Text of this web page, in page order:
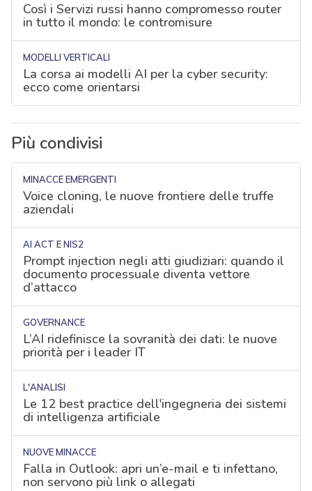
Così i Servizi russi hanno compromesso router
in tutto il mondo: le contromisure
MODELLI VERTICALI
La corsa ai modelli AI per la cyber security:
ecco come orientarsi
Più condivisi
MINACCE EMERGENTI
Voice cloning, le nuove frontiere delle truffe
aziendali
AI ACT E NIS2
Prompt injection negli atti giudiziari: quando il
documento processuale diventa vettore
d’attacco
GOVERNANCE
L’AI ridefinisce la sovranità dei dati: le nuove
priorità per i leader IT
L'ANALISI
Le 12 best practice dell'ingegneria dei sistemi
di intelligenza artificiale
NUOVE MINACCE
Falla in Outlook: apri un’e-mail e ti infettano,
non servono più link o allegati